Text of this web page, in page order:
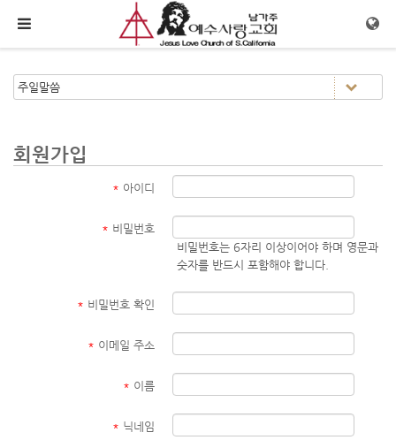
메뉴 건너뛰기
회원가입
* 아이디
* 비밀번호
비밀번호는 6자리 이상이어야 하며 영문과
숫자를 반드시 포함해야 합니다.
* 비밀번호 확인
* 이메일 주소
* 이름
* 닉네임